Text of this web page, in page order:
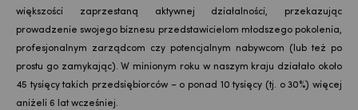
większości zaprzestaną aktywnej działalności, przekazując
prowadzenie swojego biznesu przedstawicielom młodszego pokolenia,
profesjonalnym zarządcom czy potencjalnym nabywcom (lub też po
prostu go zamykając). W minionym roku w naszym kraju działało około
45 tysięcy takich przedsiębiorców – o ponad 10 tysięcy (tj. o 30%) więcej
aniżeli 6 lat wcześniej.